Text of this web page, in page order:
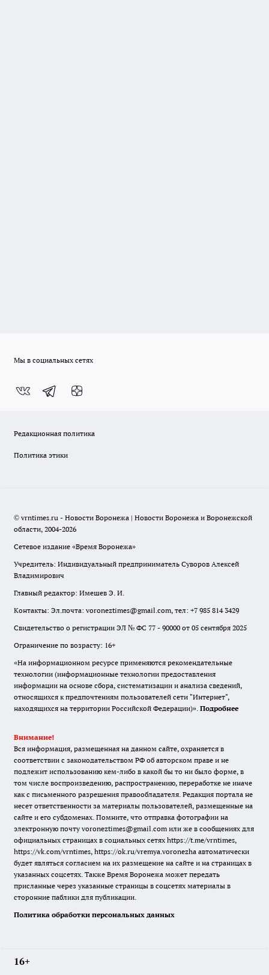
Мы в социальных сетях
Редакционная политика
Политика этики
© vrntimes.ru - Новости Воронежа | Новости Воронежа и Воронежской
области, 2004-2026
Сетевое издание «Время Воронежа»
Учредитель: Индивидуальный предприниматель Суворов Алексей
Владимирович
Главный редактор: Имешев Э. И.
Контакты: Эл.почта: voroneztimes@gmail.com, тел: +7 985 814 3429
Свидетельство о регистрации ЭЛ № ФС 77 - 90000 от 05 сентября 2025
Ограничение по возрасту: 16+
«На информационном ресурсе применяются рекомендательные
технологии (информационные технологии предоставления
информации на основе сбора, систематизации и анализа сведений,
относящихся к предпочтениям пользователей сети "Интернет",
находящихся на территории Российской Федерации)». Подробнее
Внимание!
Вся информация, размещенная на данном сайте, охраняется в
соответствии с законодательством РФ об авторском праве и не
подлежит использованию кем-либо в какой бы то ни было форме, в
том числе воспроизведению, распространению, переработке не иначе
как с письменного разрешения правообладателя. Редакция портала не
несет ответственности за материалы пользователей, размещенные на
сайте и его субдоменах. Помните, что отправка фотографии на
электронную почту voroneztimes@gmail.com или же в сообщениях для
официальных страницах в социальных сетях https://t.me/vrntimes,
https://vk.com/vrntimes, https://ok.ru/vremya.voronezha автоматически
будет являться согласием на их размещение на сайте и на страницах в
указанных соцсетях. Также Время Воронежа может передать
присланные через указанные страницы в соцсетях материалы в
сторонние паблики для публикации.
Политика обработки персональных данных
16+